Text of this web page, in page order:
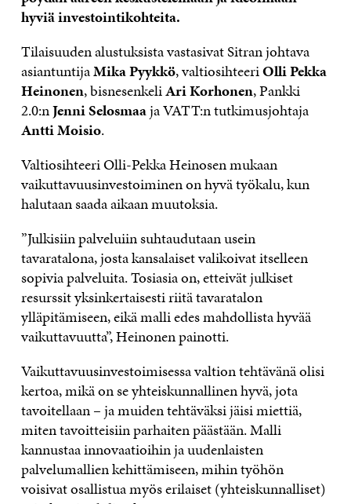
hyviä investointikohteita.
Tilaisuuden alustuksista vastasivat Sitran johtava
asiantuntijaMika Pyykkö, valtiosihteeriOlli Pekka
Heinonen, bisnesenkeliAri Korhonen, Pankki
2.0:nJenni Selosmaaja VATT:n tutkimusjohtaja
Antti Moisio.
ValtiosihteeriOlli-Pekka Heinosenmukaan
vaikuttavuusinvestoiminen on hyvä työkalu, kun
halutaan saada aikaan muutoksia.
”Julkisiin palveluiin suhtaudutaan usein
tavaratalona, josta kansalaiset valikoivat itselleen
sopivia palveluita. Tosiasia on, etteivät julkiset
resurssit yksinkertaisesti riitä tavaratalon
ylläpitämiseen, eikä malli edes mahdollista hyvää
vaikuttavuutta”, Heinonen painotti.
Vaikuttavuusinvestoimisessa valtion tehtävänä olisi
kertoa, mikä on se yhteiskunnallinen hyvä, jota
tavoitellaan – ja muiden tehtäväksi jäisi miettiä,
miten tavoitteisiin parhaiten päästään. Malli
kannustaa innovaatioihin ja uudenlaisten
palvelumallien kehittämiseen, mihin työhön
voisivat osallistua myös erilaiset (yhteiskunnalliset)